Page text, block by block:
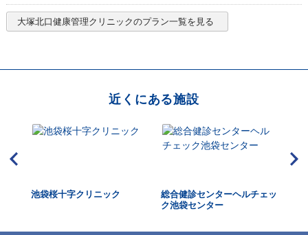
大塚北口健康管理クリニックのプラン一覧を見る
近くにある施設
池袋桜十字クリニック
総合健診センターヘルチェッ
ク池袋センター